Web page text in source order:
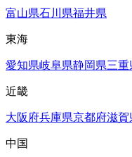
富山県石川県福井県
東海
愛知県岐阜県静岡県三重
近畿
大阪府兵庫県京都府滋賀
中国